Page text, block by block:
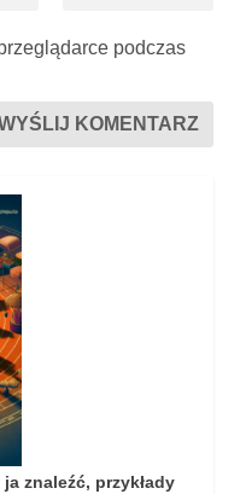
podczas
znaleźć, przykłady